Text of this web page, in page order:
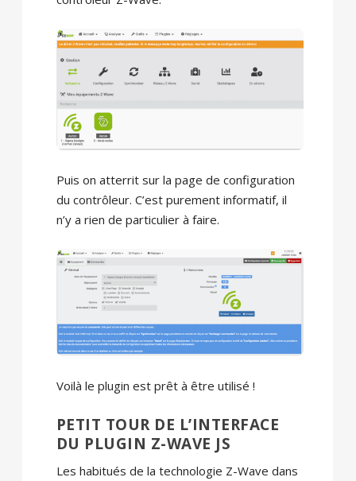
Puis on atterrit sur la page de configuration
du contrôleur. C’est purement informatif, il
n’y a rien de particulier à faire.
Voilà le plugin est prêt à être utilisé !
PETIT TOUR DE L’INTERFACE
DU PLUGIN Z-WAVE JS
Les habitués de la technologie Z-Wave dans